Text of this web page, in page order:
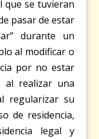
que se tuvieran
pasar de estar
durante un
al modificar o
por no estar
al realizar una
regularizar su
de residencia,
legal y